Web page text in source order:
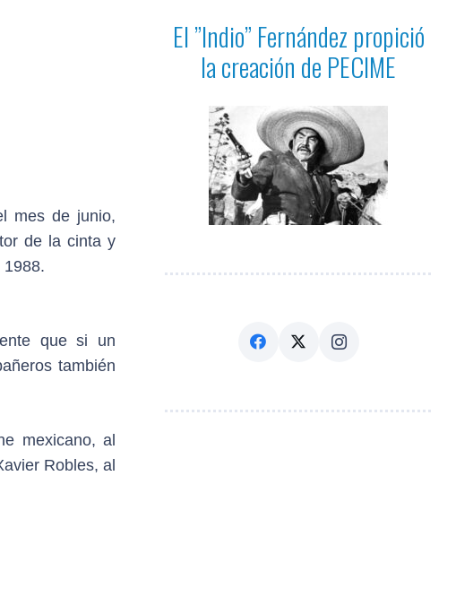
mes de junio,
de la cinta y
que si un
también
mexicano, al
Robles, al
El ”Indio” Fernández propició
la creación de PECIME